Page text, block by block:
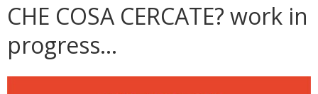
CHE COSA CERCATE? work in
progress…